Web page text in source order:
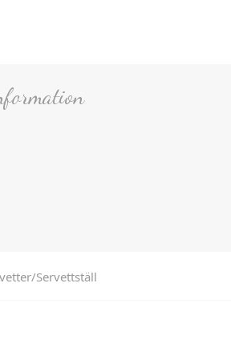
Servettställ